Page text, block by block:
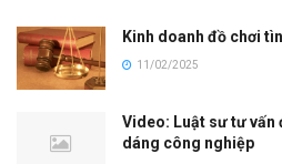
Kinh doanh đồ chơi
11/02/2025
Video: Luật sư tư vấn
dáng công nghiệp